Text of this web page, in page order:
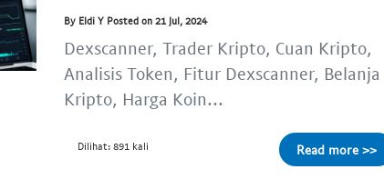
By Eldi Y Posted on 21 Jul, 2024
Dexscanner, Trader Kripto, Cuan Kripto,
Analisis Token, Fitur Dexscanner, Belanja
Kripto, Harga Koin...
Dilihat: 891 kali Read more >>